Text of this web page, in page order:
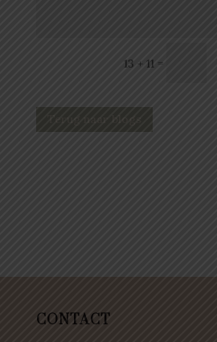
13 + 11 =
Terug naar blogs
CONTACT